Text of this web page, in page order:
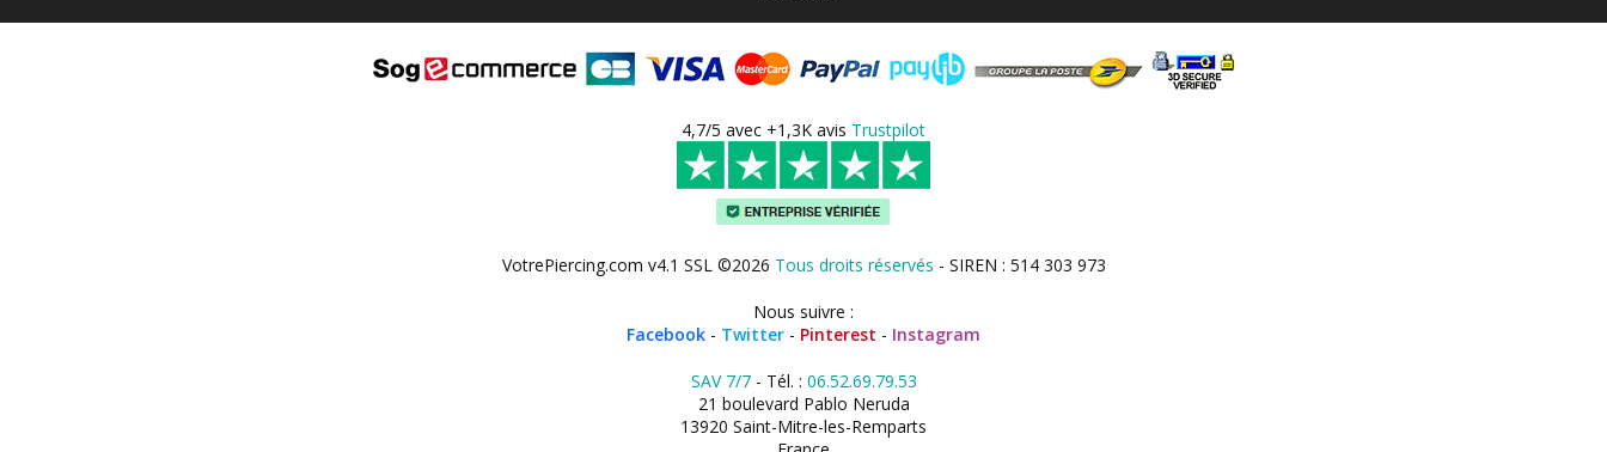
4,7/5 avec +1,3K avis Trustpilot
VotrePiercing.com v4.1 SSL ©2026 Tous droits réservés - SIREN : 514 303 973
Nous suivre :
Facebook - Twitter - Pinterest - Instagram
SAV 7/7- Tél. : 06.52.69.79.53
21 boulevard Pablo Neruda
13920 Saint-Mitre-les-Remparts